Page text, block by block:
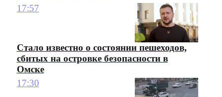
17:57
Стало известно о состоянии пешеходов,
сбитых на островке безопасности в
Омске
17:30